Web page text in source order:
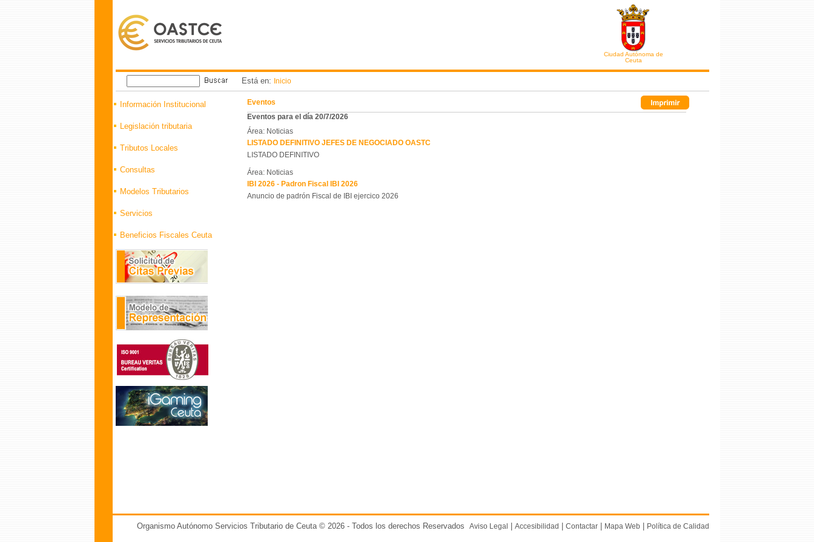
Ciudad Autónoma de
Ceuta
Está en: Inicio
Información Institucional
Legislación tributaria
Tributos Locales
Consultas
Modelos Tributarios
Servicios
Beneficios Fiscales Ceuta
Eventos
Eventos para el día 20/7/2026
Área: Noticias
LISTADO DEFINITIVO JEFES DE NEGOCIADO OASTC
LISTADO DEFINITIVO
Área: Noticias
IBI 2026 - Padron Fiscal IBI 2026
Anuncio de padrón Fiscal de IBI ejercico 2026
Organismo Autónomo Servicios Tributario de Ceuta © 2026 - Todos los derechos Reservados Aviso Legal Accesibilidad Contactar| Mapa Web| Política de Calidad